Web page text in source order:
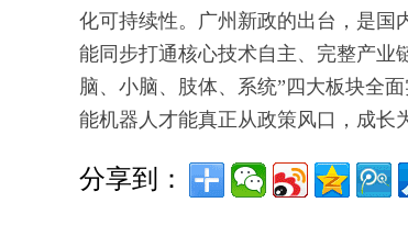
化可持续性。广州新政的出台，是国
能同步打通核心技术自主、完整产业
脑、小脑、肢体、系统”四大板块全
能机器人才能真正从政策风口，成长
分享到：